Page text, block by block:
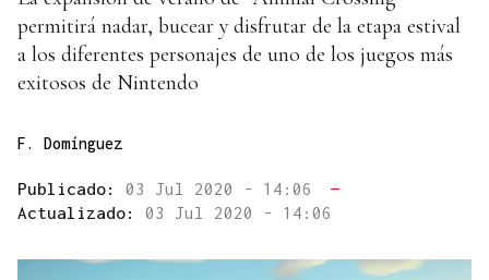
permitirá nadar, bucear y disfrutar de la etapa estival
a los diferentes personajes de uno de los juegos más
exitosos de Nintendo
F. Domínguez
Publicado: 03 Jul 2020 - 14:06
—
Actualizado: 03 Jul 2020 - 14:06